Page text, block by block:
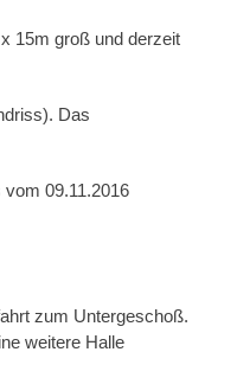
15m groß und derzeit
Das
09.11.2016
zum Untergeschoß.
weitere Halle